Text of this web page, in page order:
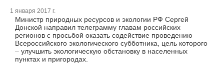
1 января 2017 г.
Министр природных ресурсов и экологии РФ Сергей
Донской направил телеграмму главам российских
регионов с просьбой оказать содействие проведению
Всероссийского экологического субботника, цель которого
– улучшить экологическую обстановку в населенных
пунктах и пригородах.